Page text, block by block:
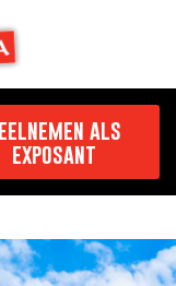
als
exposant